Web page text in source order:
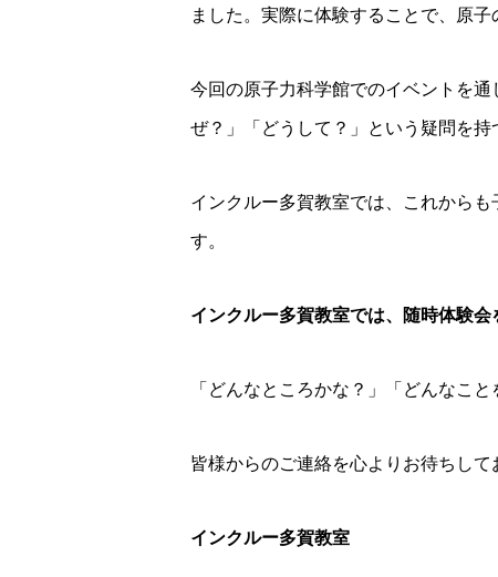
ました。実際に体験することで、原
今回の原子力科学館でのイベントを
ぜ？」「どうして？」という疑問を
インクルー多賀教室では、これから
す。
インクルー多賀教室では、随時体験会
「どんなところかな？」「どんなこ
皆様からのご連絡を心よりお待ちして
インクルー多賀教室